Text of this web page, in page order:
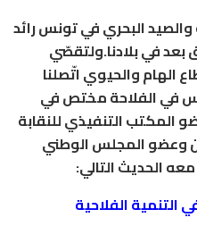
البحري في تونس رائد
بعد في بلادنا.ولتقصّي
الهام والحيوي اتّصلنا
في الفلاحة مختص في
المكتب التنفيذي للنقابة
وعضو المجلس الوطني
الحديث التالي:
الفلاحية